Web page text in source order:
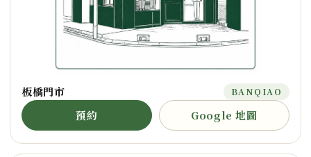
板橋門市 BANQIAO
預約 Google 地圖